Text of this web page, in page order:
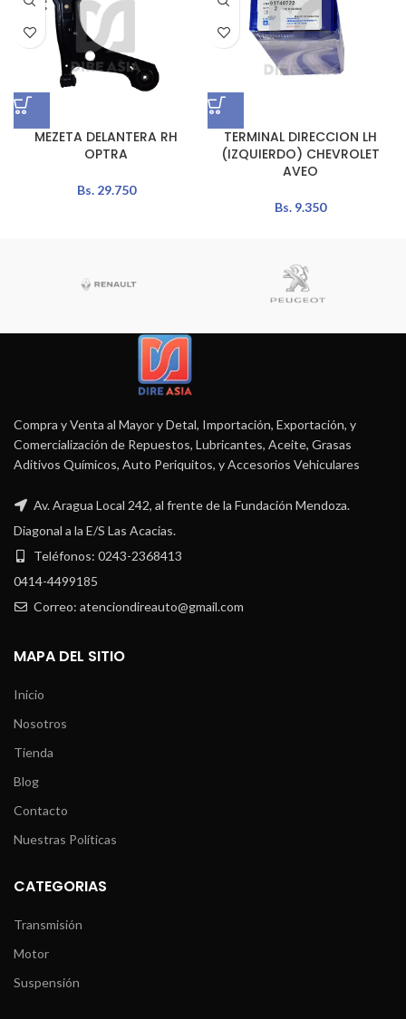
MEZETA DELANTERA RH
OPTRA
Bs.29.750
TERMINAL DIRECCION LH
(IZQUIERDO) CHEVROLET
AVEO
Bs.9.350
Compra y Venta al Mayor y Detal, Importación, Exportación, y
Comercialización de Repuestos, Lubricantes, Aceite, Grasas
Aditivos Químicos, Auto Periquitos, y Accesorios Vehiculares
Av. Aragua Local 242, al frente de la Fundación Mendoza.
Diagonal a la E/S Las Acacias.
Teléfonos: 0243-2368413
0414-4499185
Correo: atenciondireauto@gmail.com
MAPA DEL SITIO
Inicio
Nosotros
Tienda
Blog
Contacto
Nuestras Políticas
CATEGORIAS
Transmisión
Motor
Suspensión